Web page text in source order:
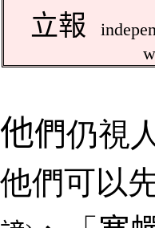
立報
他們仍視
他們可以